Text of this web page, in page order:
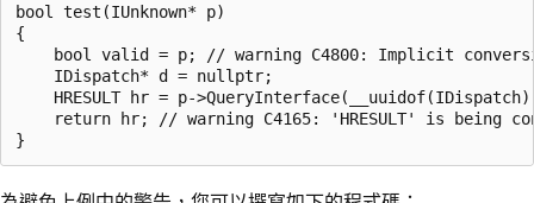
bool test(IUnknown* p)
{
bool valid = p; // warning C4800: Implicit
    IDispatch* d = nullptr;
HRESULT hr = p-
return hr; // warning C4165: 'HRESULT' is being